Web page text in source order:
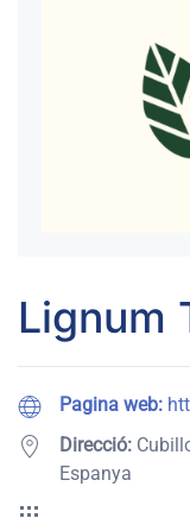
Lignum
Pagina web:
Direcció:
Espanya